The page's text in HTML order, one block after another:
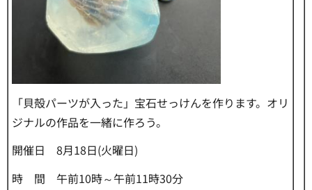
「貝殻パーツが入った」宝石せっけんを作ります。オリ
ジナルの作品を一緒に作ろう。
開催日 8月18日(火曜日)
時 間 午前10時～午前11時30分